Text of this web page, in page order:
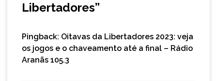
Libertadores”
Pingback: Oitavas da Libertadores 2023: veja
os jogos e o chaveamento até a final – Rádio
Aranãs 105.3